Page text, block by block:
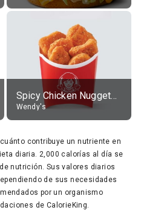
Spicy Chicken Nuggets, without sauce
Wendy's
contribuye un nutriente en
diaria. 2,000 calorías al día se
nutrición. Sus valores diarios
de sus necesidades
por un organismo
de CalorieKing.